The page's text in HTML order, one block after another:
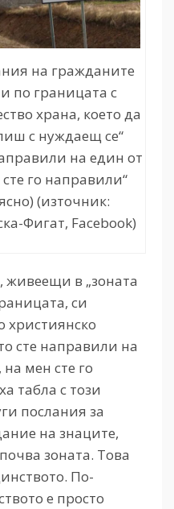
на гражданите
по границата с
храна, което да
с нуждаещ се“
на един от
го направили“
(източник:
Фигат, Facebook)
живеещи в „зоната
си
християнско
сте направили на
мен сте го
табла с този
послания за
на знаците,
зоната. Това
По-
е просто